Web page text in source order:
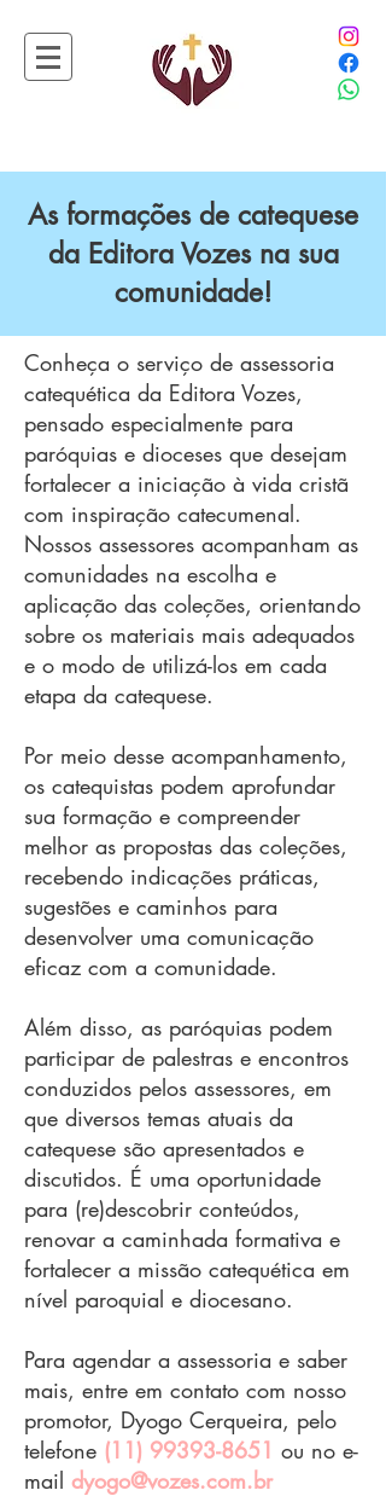
As formações de catequese
da Editora Vozes na sua
comunidade!
Conheça o serviço de assessoria
catequética da Editora Vozes,
pensado especialmente para
paróquias e dioceses que desejam
fortalecer a iniciação à vida cristã
com inspiração catecumenal.
Nossos assessores acompanham as
comunidades na escolha e
aplicação das coleções, orientando
sobre os materiais mais adequados
e o modo de utilizá-los em cada
etapa da catequese.
Por meio desse acompanhamento,
os catequistas podem aprofundar
sua formação e compreender
melhor as propostas das coleções,
recebendo indicações práticas,
sugestões e caminhos para
desenvolver uma comunicação
eficaz com a comunidade.
Além disso, as paróquias podem
participar de palestras e encontros
conduzidos pelos assessores, em
que diversos temas atuais da
catequese são apresentados e
discutidos. É uma oportunidade
para (re)descobrir conteúdos,
renovar a caminhada formativa e
fortalecer a missão catequética em
nível paroquial e diocesano.
Para agendar a assessoria e saber
mais, entre em contato com nosso
promotor, Dyogo Cerqueira, pelo
telefone (11) 99393-8651 ou no e-
mail dyogo@vozes.com.br